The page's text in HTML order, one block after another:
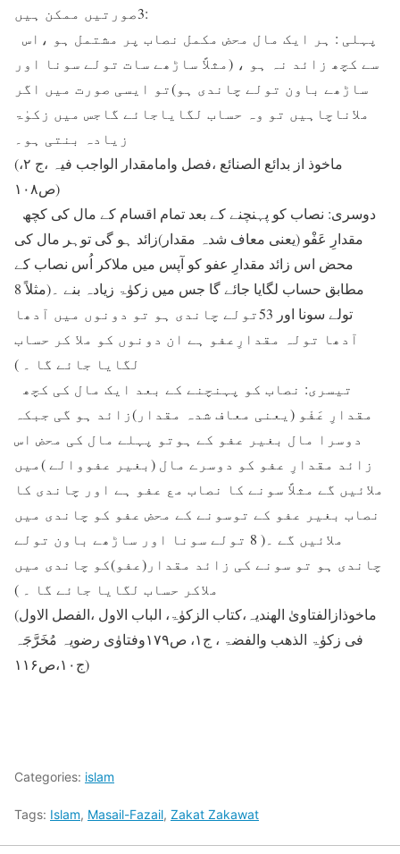
3صورتیں ممکن ہیں:
سے کچھ زائد نہ ہو ، (مثلاً ساڑھے سات تولے سونا اور
ساڑھے باون تولے چاندی ہو)تو ایسی صورت میں اگر
ملاناچاہیں تو وہ حساب لگایاجائے گاجس میں زکوٰۃ
زیادہ بنتی ہو۔
(ماخوذ از بدائع الصنائع ،فصل وامامقدار الواجب فیہ ،ج ۲،
ص۱۰۸)
مقدارِ عَفْو (یعنی معاف شدہ مقدار)زائد ہو گی توہر مال کی
محض اس زائد مقدارِ عفو کو آپس میں ملاکر اُس نصاب کے
مطابق حساب لگایا جائے گا جس میں زکوٰۃ زیادہ بنے ۔(مثلاً 8
تولے سونا اور 53تولے چاندی ہو تو دونوں میں آدھا
آدھا تولہ مقدارِعفو ہے ان دونوں کو ملا کر حساب
لگایا جائے گا ۔ )
مقدارِ عَفْو (یعنی معاف شدہ مقدار)زائد ہو گی جبکہ
دوسرا مال بغیر عفو کے ہوتو پہلے مال کی محض اس
زائد مقدارِ عفو کو دوسرے مال (بغیر عفووالے )میں
ملائیں گے مثلاً سونے کا نصاب مع عفو ہے اور چاندی کا
نصاب بغیر عفو کے توسونے کے محض عفو کو چاندی میں
ملائیں گے ۔( 8 تولے سونا اور ساڑھے باون تولے
چاندی ہو تو سونے کی زائد مقدار(عفو)کو چاندی میں
ملاکر حساب لگایا جائے گا ۔ )
(ماخوذازالفتاویٰ الھندیہ،کتاب الزکوٰۃ، الباب الاول ،الفصل الاول
فی زکوٰۃ الذھب والفضۃ ، ج۱، ص۱۷۹وفتاوٰی رضویہ مُخَرَّجَہ
ج۱۰،ص۱۱۶)
Categories: islam
Tags: Islam, Masail-Fazail, Zakat Zakawat